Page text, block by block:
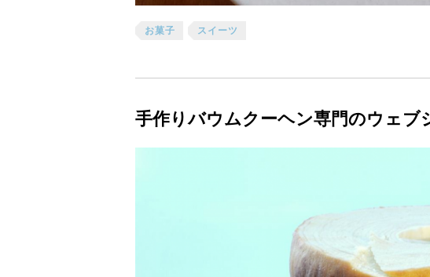
お菓子 スイーツ
手作りバウムクーヘン専門のウェブ